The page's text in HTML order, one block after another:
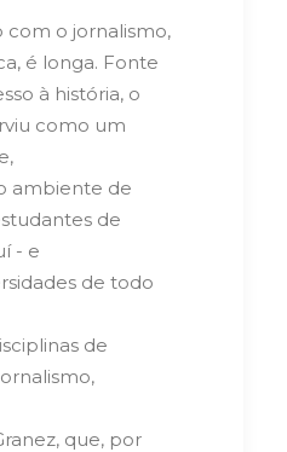
com o jornalismo,
é longa. Fonte
à história, o
como um
ambiente de
de
- e
de todo
de
que, por